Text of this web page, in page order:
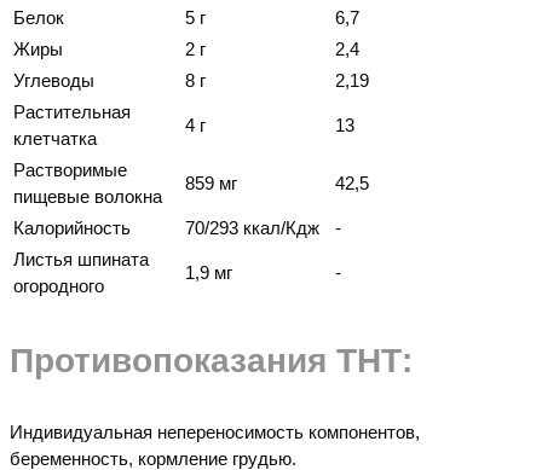
Белок 5 г
6,7
Жиры
2 г
2,4
Углеводы
8 г
2,19
Растительная
клетчатка
4 г 13
Растворимые
пищевые волокна
859 мг 42,5
Калорийность 70/293 ккал/Кдж
-
Листья шпината
огородного
1,9 мг -
Противопоказания ТНТ:
Индивидуальная непереносимость компонентов,
беременность, кормление грудью.